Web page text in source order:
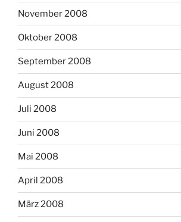
November 2008
Oktober 2008
September 2008
August 2008
Juli 2008
Juni 2008
Mai 2008
April 2008
März 2008